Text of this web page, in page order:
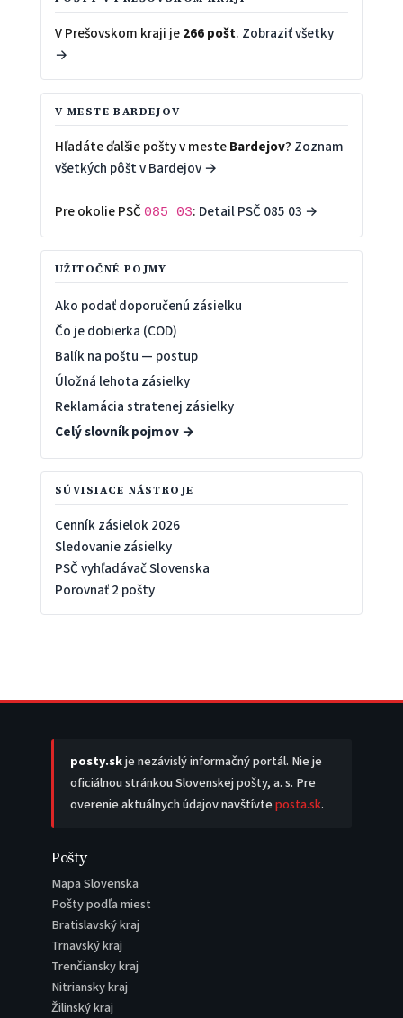
V Prešovskom kraji je266 pošt. Zobraziť všetky
→
V MESTE BARDEJOV
Hľadáte ďalšie pošty v mesteBardejov? Zoznam
všetkých pôšt v Bardejov →
Pre okolie PSČ 085 03: Detail PSČ 085 03 →
UŽITOČNÉ POJMY
Ako podať doporučenú zásielku
Čo je dobierka (COD)
Balík na poštu — postup
Úložná lehota zásielky
Reklamácia stratenej zásielky
Celý slovník pojmov →
SÚVISIACE NÁSTROJE
Cenník zásielok 2026
Sledovanie zásielky
PSČ vyhľadávač Slovenska
Porovnať 2 pošty
posty.skje nezávislý informačný portál. Nie je
oficiálnou stránkou Slovenskej pošty, a. s. Pre
overenie aktuálnych údajov navštívteposta.sk.
Pošty
Mapa Slovenska
Pošty podľa miest
Bratislavský kraj
Trnavský kraj
Trenčiansky kraj
Nitriansky kraj
Žilinský kraj